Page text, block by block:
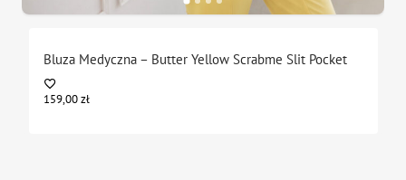
Bluza Medyczna – Butter Yellow Scrabme Slit Pocket
159,00zł